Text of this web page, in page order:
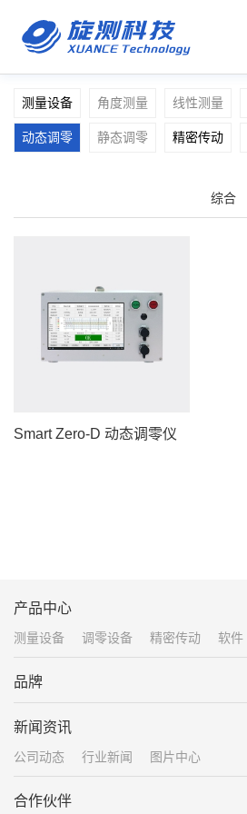
测量设备 角度测量 线性测量
动态调零 静态调零 精密传动
综合
Smart Zero-D 动态调零仪
产品中心
测量设备 调零设备 精密传动 软件
品牌
新闻资讯
公司动态 行业新闻 图片中心
合作伙伴